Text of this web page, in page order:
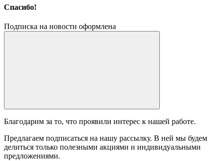
Спасибо!
Подписка на новости оформлена
Благодарим за то, что проявили интерес к нашей работе.
Предлагаем подписаться на нашу рассылку. В ней мы будем
делиться только полезными акциями и индивидуальными
предложениями.